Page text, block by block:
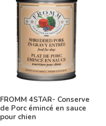
FROMM 4STAR- Conserve
de Porc émincé en sauce
pour chien